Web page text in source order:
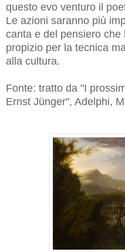
questo evo venturo il
Le azioni saranno più
canta e del pensiero
propizio per la tecnica
alla cultura.
Fonte: tratto da "I
Ernst Jünger", Adelphi,